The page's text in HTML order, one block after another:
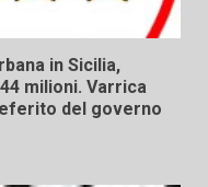
in Sicilia,
milioni. Varrica
del governo